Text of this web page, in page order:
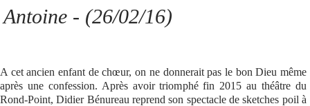
Abonnement▼
Antoine - (26/02/16)
A cet ancien enfant de chœur, on ne donnerait pas le bon Dieu même
après une confession. Après avoir triomphé fin 2015 au théâtre du
Rond-Point, Didier Bénureau reprend son spectacle de sketches poil à